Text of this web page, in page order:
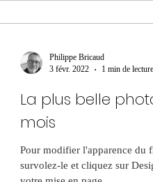
Philippe Bricaud
3 févr. 2022
1 min de lecture
La plus belle
mois
Pour modifier l'apparence du
survolez-le et cliquez sur